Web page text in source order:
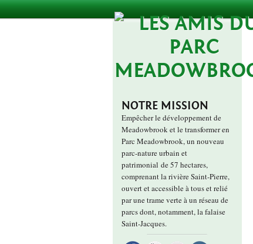
NOTRE MISSION
Empêcher le développement de
Meadowbrook et le transformer en
Parc Meadowbrook, un nouveau
parc-nature urbain et
patrimonial de 57 hectares,
comprenant la rivière Saint-Pierre,
ouvert et accessible à tous et relié
par une trame verte à un réseau de
parcs dont, notamment, la falaise
Saint-Jacques.